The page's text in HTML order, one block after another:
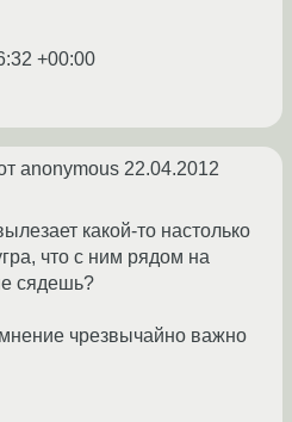
+00:00
anonymous 22.04.2012
какой-то настолько
что с ним рядом на
сядешь?
чрезвычайно важно